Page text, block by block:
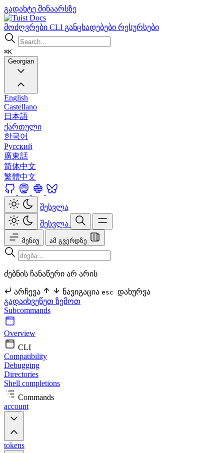
გადახტე შინაარსზე
Docs
მოძღვრები CLI განცხადებები რესურსები
⌘K
Georgian
English
Castellano
日本語
ქართული
한국어
Русский
廣東話
简体中文
繁體中文
შესვლა
შესვლა
მენიუ ამ გვერდზე
ძებნის ჩანაწერი არ არის
არჩევა ნავიგაცია esc დახურვა
გადაიხვეწეთ ზემოთ
Subcommands
Overview
CLI
Compatibility
Debugging
Directories
Shell completions
Commands
account
tokens